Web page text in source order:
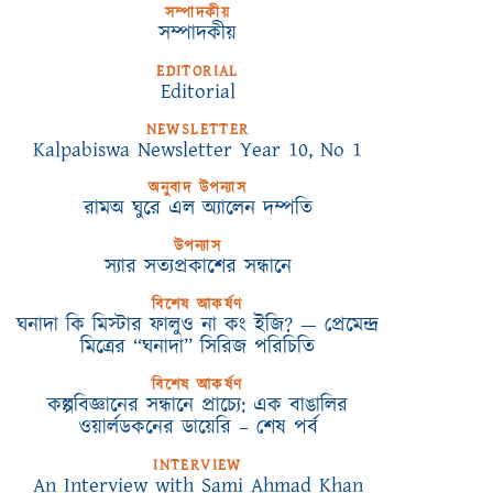
সম্পাদকীয়
সম্পাদকীয়
EDITORIAL
Editorial
NEWSLETTER
Kalpabiswa Newsletter Year 10, No 1
অনুবাদ উপন্যাস
রামঅ ঘুরে এল অ্যালেন দম্পতি
উপন্যাস
স্যার সত্যপ্রকাশের সন্ধানে
বিশেষ আকর্ষণ
ঘনাদা কি মিস্টার ফালুও না কং ইজি? — প্রেমেন্দ্র
মিত্রের “ঘনাদা” সিরিজ পরিচিতি
বিশেষ আকর্ষণ
কল্পবিজ্ঞানের সন্ধানে প্রাচ্যে: এক বাঙালির
ওয়ার্লডকনের ডায়েরি – শেষ পর্ব
INTERVIEW
An Interview with Sami Ahmad Khan